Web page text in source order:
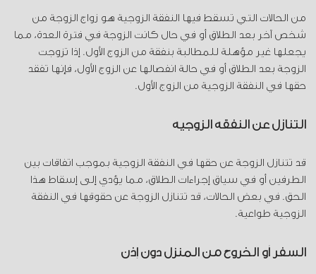
من الحالات التي تسقط فيها النفقة الزوجية هو زواج الزوجة من
شخص آخر بعد الطلاق أو في حال كانت الزوجة في فترة العدة، مما
يجعلها غير مؤهلة للمطالبة بنفقة من الزوج الأول. إذا تزوجت
الزوجة بعد الطلاق أو في حالة انفصالها عن الزوج الأول، فإنها تفقد
حقها في النفقة الزوجية من الزوج الأول.
التنازل عن النفقة الزوجية
قد تتنازل الزوجة عن حقها في النفقة الزوجية بموجب اتفاقات بين
الطرفين أو في سياق إجراءات الطلاق، مما يؤدي إلى إسقاط هذا
الحق. في بعض الحالات، قد تتنازل الزوجة عن حقوقها في النفقة
الزوجية طواعية.
السفر أو الخروج من المنزل دون إذن